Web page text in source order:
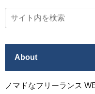
About
ノマドなフリーランス